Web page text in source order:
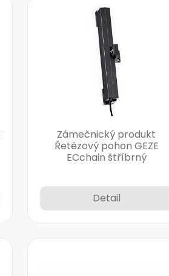
Zámečnický produkt
Řetězový pohon GEZE
ECchain štříbrný
Detail